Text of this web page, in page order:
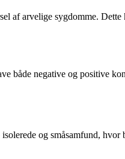
af arvelige sygdomme.
både negative og positive
og småsamfund,